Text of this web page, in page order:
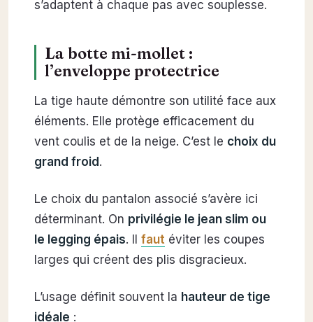
s’adaptent à chaque pas avec souplesse.
La botte mi-mollet :
l’enveloppe protectrice
La tige haute démontre son utilité face aux
éléments. Elle protège efficacement du
vent coulis et de la neige. C’est le choix du
grand froid.
Le choix du pantalon associé s’avère ici
déterminant. On privilégie le jean slim ou
le legging épais. Il faut éviter les coupes
larges qui créent des plis disgracieux.
L’usage définit souvent la hauteur de tige
idéale :